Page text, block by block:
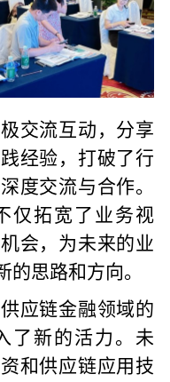
交流互动，分享
经验，打破了行
度交流与合作。
仅拓宽了业务视
会，为未来的业
思路和方向。
应链金融领域的
了新的活力。未
和供应链应用技